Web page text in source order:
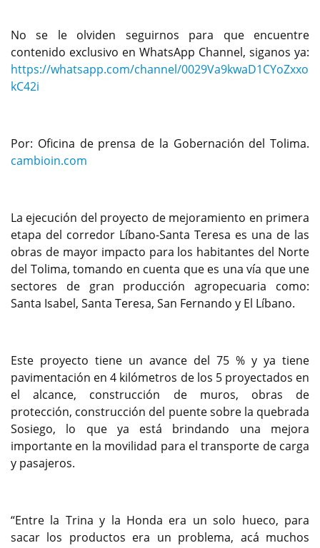
No se le olviden seguirnos para que encuentre
contenido exclusivo en WhatsApp Channel, siganos ya:
https://whatsapp.com/channel/0029Va9kwaD1CYoZxxo
kC42i
Por: Oficina de prensa de la Gobernación del Tolima.
cambioin.com
La ejecución del proyecto de mejoramiento en primera
etapa del corredor Líbano-Santa Teresa es una de las
obras de mayor impacto para los habitantes del Norte
del Tolima, tomando en cuenta que es una vía que une
sectores de gran producción agropecuaria como:
Santa Isabel, Santa Teresa, San Fernando y El Líbano.
Este proyecto tiene un avance del 75 % y ya tiene
pavimentación en 4 kilómetros de los 5 proyectados en
el alcance, construcción de muros, obras de
protección, construcción del puente sobre la quebrada
Sosiego, lo que ya está brindando una mejora
importante en la movilidad para el transporte de carga
y pasajeros.
“Entre la Trina y la Honda era un solo hueco, para
sacar los productos era un problema, acá muchos